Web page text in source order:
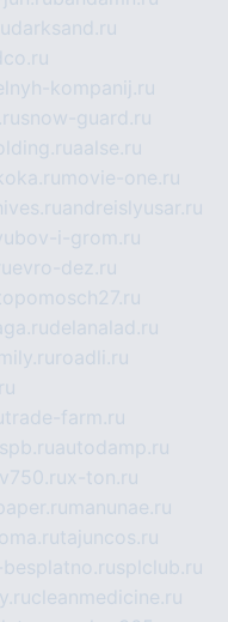
darksand.ru
kompanij.ru
snow-guard.ru
aalse.ru
movie-one.ru
andreislyusar.ru
i-grom.ru
evro-dez.ru
delanalad.ru
roadli.ru
trade-farm.ru
autodamp.ru
x-ton.ru
manunae.ru
tajuncos.ru
splclub.ru
cleanmedicine.ru